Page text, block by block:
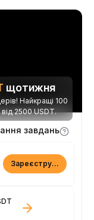
щотижня
Найкращі 100
2500 USDT.
завдань
Зареєструватися